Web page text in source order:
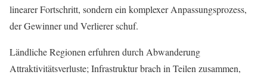
linearer Fortschritt, sondern ein komplexer Anpassungsprozess,
der Gewinner und Verlierer schuf.
Ländliche Regionen erfuhren durch Abwanderung
Attraktivitätsverluste; Infrastruktur brach in Teilen zusammen,